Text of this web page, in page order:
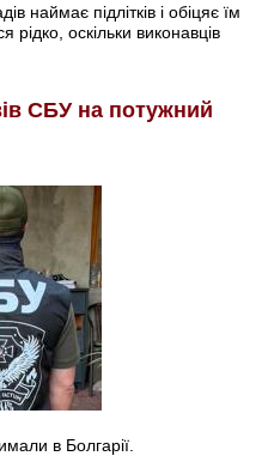
наймає підлітків і обіцяє їм
рідко, оскільки виконавців
СБУ на потужний
в Болгарії.